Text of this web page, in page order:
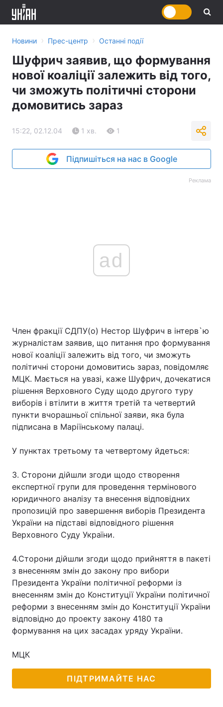
Головна Війна
Україна Політика
Економіка
Спорт Наука
Техно і зв'язок Лайт
Зброя Інциденти
Здоров'я Туризм
Лонгріди
Новини › Прес-центр › Останні події
Шуфрич заявив, що формування
нової коаліції залежить від того,
чи зможуть політичні сторони
домовитись зараз
15:22, 02.12.04 1 хв. 1
Підпишіться на нас в Google
Реклама
ad
Член фракції СДПУ(о) Нестор Шуфрич в інтерв`ю
журналістам заявив, що питання про формування
нової коаліції залежить від того, чи зможуть
політичні сторони домовитись зараз, повідомляє
МЦК. Мається на увазі, каже Шуфрич, дочекатися
рішення Верховного Суду щодо другого туру
виборів і втілити в життя третій та четвертий
пункти вчорашньої спільної заяви, яка була
підписана в Маріїнському палаці.
У пунктах третьому та четвертому йдеться:
3. Сторони дійшли згоди щодо створення
експертної групи для проведення термінового
юридичного аналізу та внесення відповідних
пропозицій про завершення виборів Президента
України на підставі відповідного рішення
Верховного Суду України.
4.Сторони дійшли згоди щодо прийняття в пакеті
з внесенням змін до закону про вибори
Президента України політичної реформи із
внесенням змін до Конституції України політичної
реформи з внесенням змін до Конституції України
відповідно до проекту закону 4180 та
формування на цих засадах уряду України.
МЦК
ПІДТРИМАЙТЕ НАС